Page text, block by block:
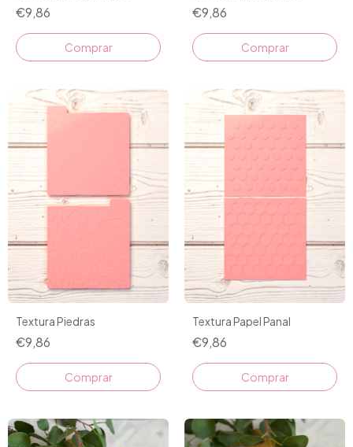
€9,86 €9,86
Textura Piedras
€9,86
Textura Papel Panal
€9,86